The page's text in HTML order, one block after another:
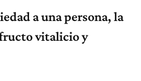
a una persona, la
vitalicio y